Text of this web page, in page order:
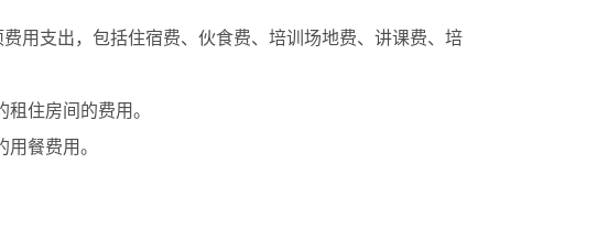
用支出，包括住宿费、伙食费、培训场地费、讲课费、培
住房间的费用。
餐费用。